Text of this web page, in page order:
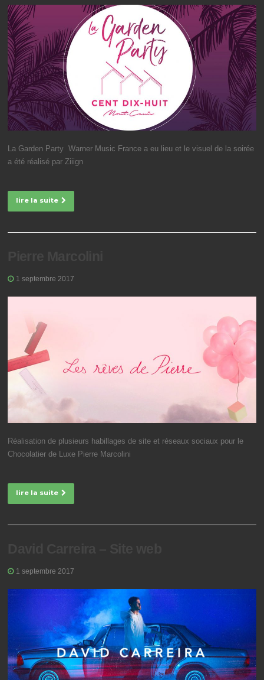
La Garden Party Warner Music France a eu lieu et le visuel de la soirée
a été réalisé par Ziiign
lire la suite
1 septembre 2017
Réalisation de plusieurs habillages de site et réseaux sociaux pour le
Chocolatier de Luxe Pierre Marcolini
lire la suite
1 septembre 2017